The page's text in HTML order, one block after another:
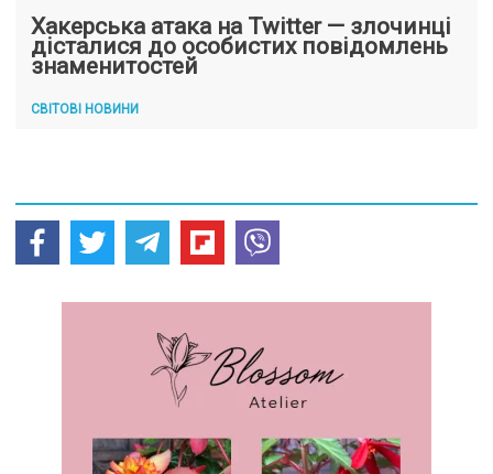
Хакерська атака на Twitter — злочинці
дісталися до особистих повідомлень
знаменитостей
СВІТОВІ НОВИНИ